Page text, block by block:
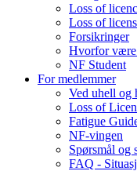
Loss of
Loss of
Forsikringer
Hvorfor være
NF Student
For medlemmer
Ved uhell og
Loss of
Fatigue
NF-vingen
Spørsmål og
FAQ -